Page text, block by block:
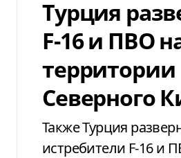
Турция
F-16 и ПВО
территории
Северного
Также Турция
истребители F-16 и